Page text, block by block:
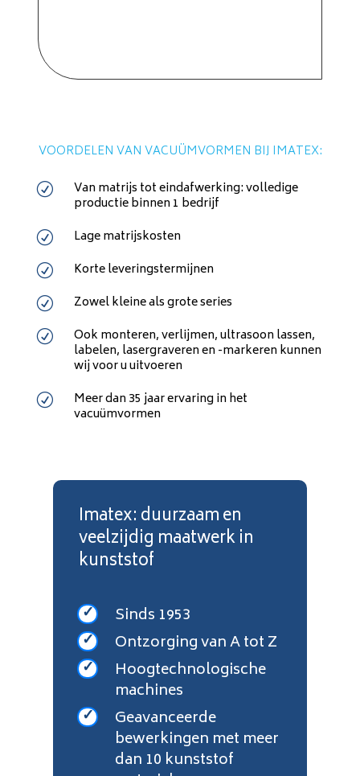
VOORDELEN VAN VACUÜMVORMEN BIJ IMATEX:
R Van matrijs tot eindafwerking: volledige
productie binnen 1 bedrijf
R Lage matrijskosten
R Korte leveringstermijnen
R Zowel kleine als grote series
R Ook monteren, verlijmen, ultrasoon lassen,
labelen, lasergraveren en -markeren kunnen
wij voor u uitvoeren
R Meer dan 35 jaar ervaring in het
vacuümvormen
Imatex: duurzaam en
veelzijdig maatwerk in
kunststof
Sinds 1953
Ontzorging van A tot Z
Hoogtechnologische
machines
Geavanceerde
bewerkingen met meer
dan 10 kunststof